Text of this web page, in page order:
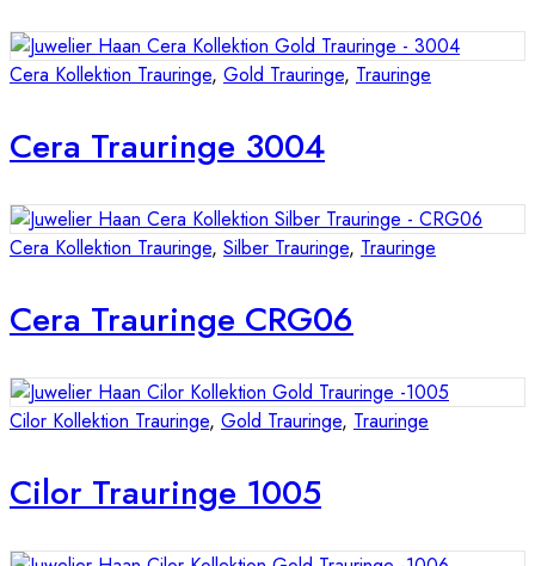
Cera Kollektion Trauringe, Gold Trauringe, Trauringe
Cera Trauringe 3004
Cera Kollektion Trauringe, Silber Trauringe, Trauringe
Cera Trauringe CRG06
Cilor Kollektion Trauringe, Gold Trauringe, Trauringe
Cilor Trauringe 1005